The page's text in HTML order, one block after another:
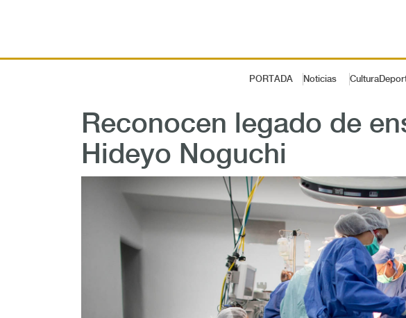
PORTADA Noticias Cultura
Reconocen legado de
Hideyo Noguchi